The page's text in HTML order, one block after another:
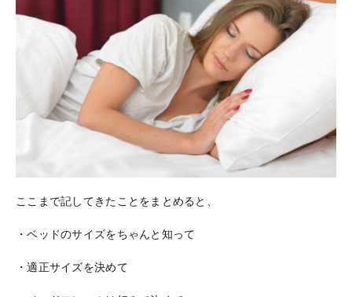
ここまで記してきたことをまとめると、
・ベッドのサイズをちゃんと知って
・適正サイズを決めて